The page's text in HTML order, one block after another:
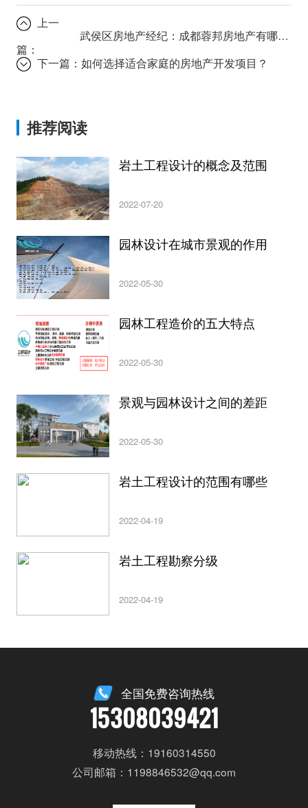
上一
篇：
武侯区房地产经纪：成都蓉邦房地产有哪些优势？
下一篇：如何选择适合家庭的房地产开发项目？
推荐阅读
岩土工程设计的概念及范围
2022-07-20
园林设计在城市景观的作用
2022-05-30
园林工程造价的五大特点
2022-05-30
景观与园林设计之间的差距
2022-05-30
岩土工程设计的范围有哪些
2022-04-19
岩土工程勘察分级
2022-04-19
全国免费咨询热线
15308039421
移动热线：19160314550
公司邮箱：1198846532@qq.com